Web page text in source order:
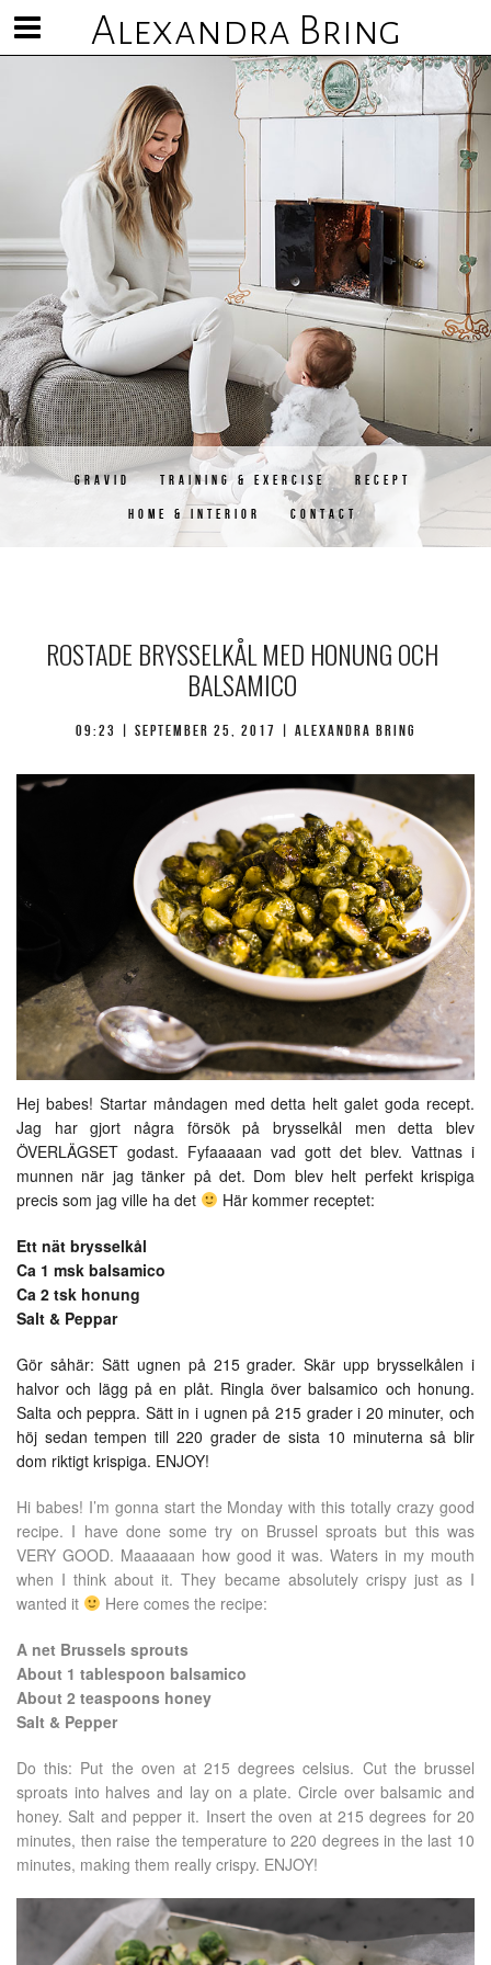
Alexandra Bring
Visa/göm
meny
GRAVID TRAINING & EXERCISE RECEPT
HOME & INTERIOR CONTACT
ROSTADE BRYSSELKÅL MED HONUNG OCH
BALSAMICO
09:23 | september 25, 2017 | Alexandra Bring
Hej babes! Startar måndagen med detta helt galet goda recept.
Jag har gjort några försök på brysselkål men detta blev
ÖVERLÄGSET godast. Fyfaaaaan vad gott det blev. Vattnas i
munnen när jag tänker på det. Dom blev helt perfekt krispiga
precis som jag ville ha det
Här kommer receptet:
Ett nät brysselkål
Ca 1 msk balsamico
Ca 2 tsk honung
Salt & Peppar
Gör såhär: Sätt ugnen på 215 grader. Skär upp brysselkålen i
halvor och lägg på en plåt. Ringla över balsamico och honung.
Salta och peppra. Sätt in i ugnen på 215 grader i 20 minuter, och
höj sedan tempen till 220 grader de sista 10 minuterna så blir
dom riktigt krispiga. ENJOY!
Hi babes! I’m gonna start the Monday with this totally crazy good
recipe. I have done some try on Brussel sproats but this was
VERY GOOD. Maaaaaan how good it was. Waters in my mouth
when I think about it. They became absolutely crispy just as I
wanted it
Here comes the recipe:
A net Brussels sprouts
About 1 tablespoon balsamico
About 2 teaspoons honey
Salt & Pepper
Do this: Put the oven at 215 degrees celsius. Cut the brussel
sproats into halves and lay on a plate. Circle over balsamic and
honey. Salt and pepper it. Insert the oven at 215 degrees for 20
minutes, then raise the temperature to 220 degrees in the last 10
minutes, making them really crispy. ENJOY!